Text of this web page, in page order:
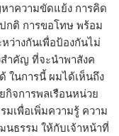
าความขัดแย้ง การคิด
กติ การขอโทษ พร้อม
ว่างกันเพื่อป้องกันไม่
ำคัญ ที่จะนำพาสังค
ในการนี้ ผมได้เห็นถึง
กิจการพลเรือนหน่วย
มเพื่อเพิ่มความรู้ ความ
นธรรม ให้กับเจ้าหน้าที่